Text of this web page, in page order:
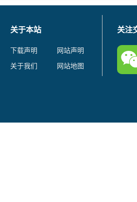
关于本站
下载声明
网站声明
关于我们
网站地图
关注